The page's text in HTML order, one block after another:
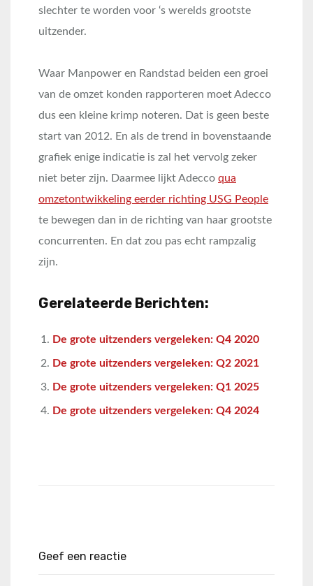
slechter te worden voor ‘s werelds grootste
uitzender.
Waar Manpower en Randstad beiden een groei
van de omzet konden rapporteren moet Adecco
dus een kleine krimp noteren. Dat is geen beste
start van 2012. En als de trend in bovenstaande
grafiek enige indicatie is zal het vervolg zeker
niet beter zijn. Daarmee lijkt Adecco qua
omzetontwikkeling eerder richting USG People
te bewegen dan in de richting van haar grootste
concurrenten. En dat zou pas echt rampzalig
zijn.
Gerelateerde Berichten:
De grote uitzenders vergeleken: Q4 2020
De grote uitzenders vergeleken: Q2 2021
De grote uitzenders vergeleken: Q1 2025
De grote uitzenders vergeleken: Q4 2024
Geef een reactie